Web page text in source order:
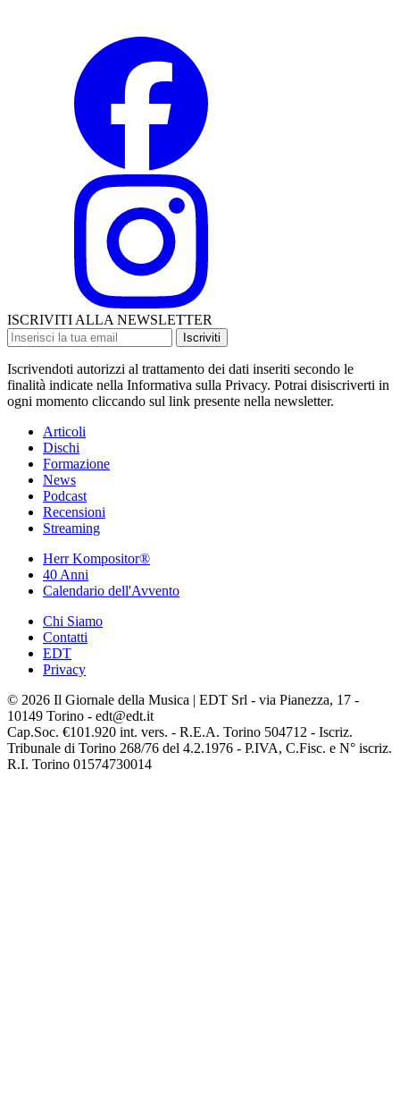
ISCRIVITI ALLA NEWSLETTER
Iscriviti
Iscrivendoti autorizzi al trattamento dei dati inseriti secondo le
finalità indicate nella Informativa sulla Privacy. Potrai disiscriverti in
ogni momento cliccando sul link presente nella newsletter.
Articoli
Dischi
Formazione
News
Podcast
Recensioni
Streaming
Herr Kompositor®
40 Anni
Calendario dell'Avvento
Chi Siamo
Contatti
EDT
Privacy
© 2026 Il Giornale della Musica | EDT Srl - via Pianezza, 17 -
10149 Torino - edt@edt.it
Cap.Soc. €101.920 int. vers. - R.E.A. Torino 504712 - Iscriz.
Tribunale di Torino 268/76 del 4.2.1976 - P.IVA, C.Fisc. e N° iscriz.
R.I. Torino 01574730014